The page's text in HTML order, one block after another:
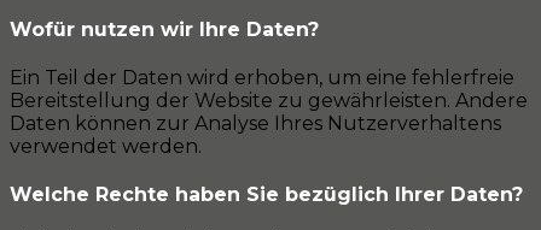
Wofür nutzen wir Ihre Daten?
Ein Teil der Daten wird erhoben, um eine fehlerfreie
Bereitstellung der Website zu gewährleisten. Andere
Daten können zur Analyse Ihres Nutzerverhaltens
verwendet werden.
Welche Rechte haben Sie bezüglich Ihrer Daten?